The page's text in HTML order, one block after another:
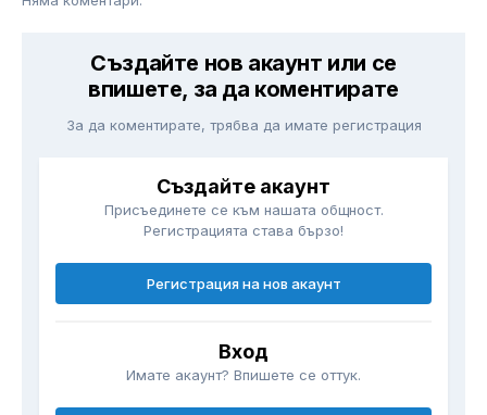
Създайте нов акаунт или се
впишете, за да коментирате
За да коментирате, трябва да имате регистрация
Създайте акаунт
Присъединете се към нашата общност.
Регистрацията става бързо!
Регистрация на нов акаунт
Вход
Имате акаунт? Впишете се оттук.